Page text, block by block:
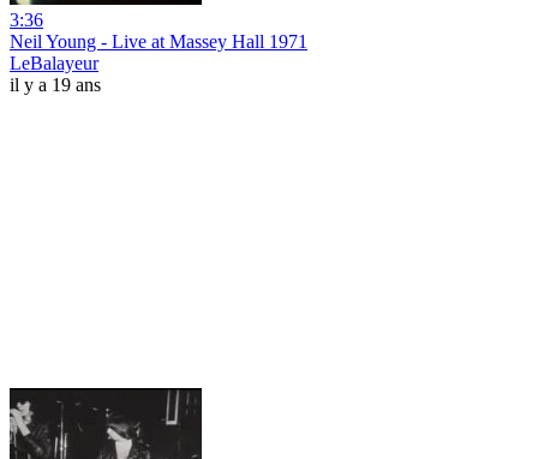
3:36
Neil Young - Live at Massey Hall 1971
LeBalayeur
il y a 19 ans